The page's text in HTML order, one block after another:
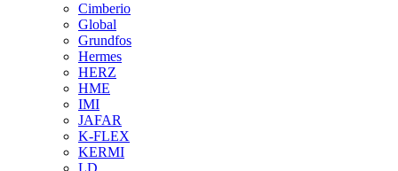
Cimberio
Global
Grundfos
Hermes
HERZ
HME
IMI
JAFAR
K-FLEX
KERMI
LD